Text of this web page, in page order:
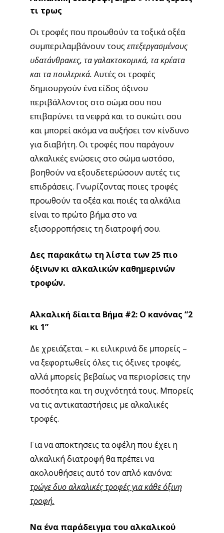
τι τρως
Οι τροφές που προωθούν τα τοξικά οξέα
συμπεριλαμβάνουν τους επεξεργασμένους
υδατάνθρακες, τα γαλακτοκομικά, τα κρέατα
και τα πουλερικά. Αυτές οι τροφές
δημιουργούν ένα είδος όξινου
περιβάλλοντος στο σώμα σου που
επιβαρύνει τα νεφρά και το συκώτι σου
και μπορεί ακόμα να αυξήσει τον κίνδυνο
για διαβήτη. Οι τροφές που παράγουν
αλκαλικές ενώσεις στο σώμα ωστόσο,
βοηθούν να εξουδετερώσουν αυτές τις
επιδράσεις. Γνωρίζοντας ποιες τροφές
προωθούν τα οξέα και ποιές τα αλκάλια
είναι το πρώτο βήμα στο να
εξισορροπήσεις τη διατροφή σου.
Δες παρακάτω τη λίστα των 25 πιο
όξινων κι αλκαλικών καθημερινών
τροφών.
Αλκαλική δίαιτα Βήμα #2: Ο κανόνας “2
κι 1”
Δε χρειάζεται – κι ειλικρινά δε μπορείς –
να ξεφορτωθείς όλες τις όξινες τροφές,
αλλά μπορείς βεβαίως να περιορίσεις την
ποσότητα και τη συχνότητά τους. Μπορείς
να τις αντικαταστήσεις με αλκαλικές
τροφές.
Για να αποκτησεις τα οφέλη που έχει η
αλκαλική διατροφή θα πρέπει να
ακολουθήσεις αυτό τον απλό κανόνα:
τρώγε δυο αλκαλικές τροφές για κάθε όξινη
τροφή.
Να ένα παράδειγμα του αλκαλικού